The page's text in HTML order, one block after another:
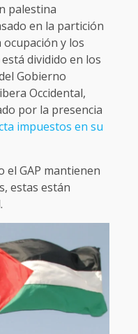
palestina
en la partición
y los
dividido en los
Gobierno
Occidental,
por la presencia
impuestos en su
el GAP mantienen
estas están